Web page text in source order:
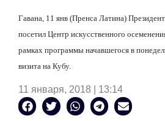
Гавана, 11 янв (Пренса Латина)
посетил Центр искусственного
рамках программы начавшегося в
визита на Кубу.
11 января, 2018 | 13:14